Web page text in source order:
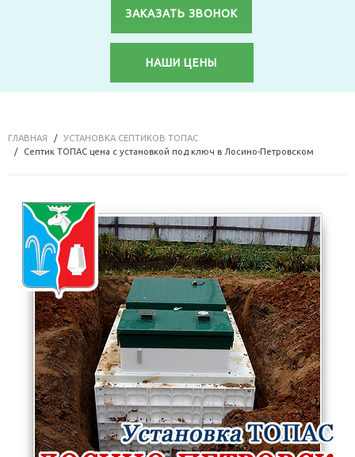
ЗАКАЗАТЬ ЗВОНОК
НАШИ ЦЕНЫ
ГЛАВНАЯ
УСТАНОВКА СЕПТИКОВ ТОПАС
Септик ТОПАС цена с установкой под ключ в Лосино-Петровском